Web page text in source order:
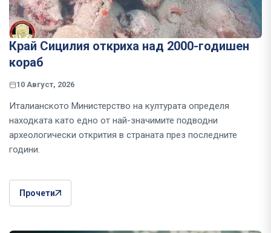
Край Сицилия откриха над 2000-годишен
кораб
10 Август, 2026
Италианското Министерство на културата определя
находката като едно от най-значимите подводни
археологически открития в страната през последните
години.
Прочети